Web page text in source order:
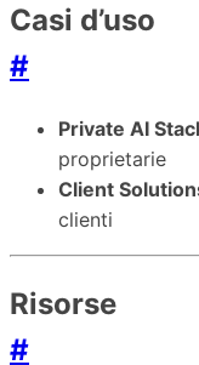
Casi d’uso
#
Private AI
proprietarie
Client
clienti
Risorse
#